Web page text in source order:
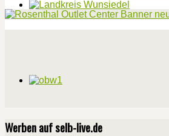
Werben auf selb-live.de